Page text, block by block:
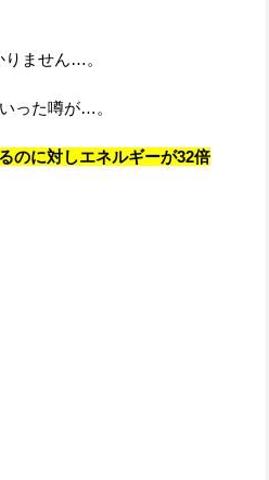
ません…。
った噂が…。
のに対しエネルギーが32倍